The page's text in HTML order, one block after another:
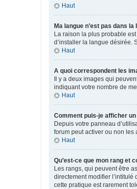
Haut
Ma langue n’est pas dans la
La raison la plus probable
d’installer la langue désirée.
Haut
A quoi correspondent les
Il y a deux images qui
indiquant votre nombre de
Haut
Comment puis-je afficher
Depuis votre panneau
forum peut activer ou non les
Haut
Qu’est-ce que mon rang et
Les rangs, qui peuvent être
directement modifier l’intitulé
cette pratique est rarement